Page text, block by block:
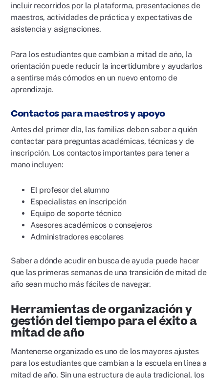
incluir recorridos por la plataforma, presentaciones de
maestros, actividades de práctica y expectativas de
asistencia y asignaciones.
Para los estudiantes que cambian a mitad de año, la
orientación puede reducir la incertidumbre y ayudarlos
a sentirse más cómodos en un nuevo entorno de
aprendizaje.
Contactos para maestros y apoyo
Antes del primer día, las familias deben saber a quién
contactar para preguntas académicas, técnicas y de
inscripción. Los contactos importantes para tener a
mano incluyen:
El profesor del alumno
Especialistas en inscripción
Equipo de soporte técnico
Asesores académicos o consejeros
Administradores escolares
Saber a dónde acudir en busca de ayuda puede hacer
que las primeras semanas de una transición de mitad de
año sean mucho más fáciles de navegar.
Herramientas de organización y
gestión del tiempo para el éxito a
mitad de año
Mantenerse organizado es uno de los mayores ajustes
para los estudiantes que cambian a la escuela en línea a
mitad de año. Sin una estructura de aula tradicional, los